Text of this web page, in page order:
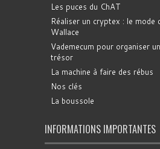
Les puces du ChAT
Réaliser un cryptex : le mode
Wallace
Vademecum pour organiser
trésor
La machine à faire des rébus
Nos clés
La boussole
INFORMATIONS IMPORTANTES